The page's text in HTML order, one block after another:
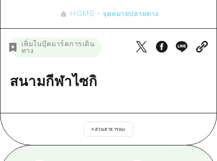
ช้อปปิ้ง
สถานบันเทิงยามค่ำคืน
มรดกโลก
มาตรฐาน
ประวัติศาสตร์ / วัฒนธรรม
บิโฮค
บริเวณรอบๆ มิยาจิมะ
บิงโก
บิโฮคุ
เกโฮคุ
ยามากุจิตะวันออก
ชิมาเนะ
ข้อมูลที่เป็นประโยชน์
สรุปการจราจรรอง
ตั๋วเที่ยวคุ้มค่าตั๋วเที่ยวคุ้มค่า
บริการรับฝากและจัดส่งสัมภาระ
HOME
ข่าว
HOME จุดหมายปลายทาง
เพิ่มในบุ๊คมาร์คการเดิน
ทาง
สนามกีฬาไซกิ
#สวนสาธารณะ